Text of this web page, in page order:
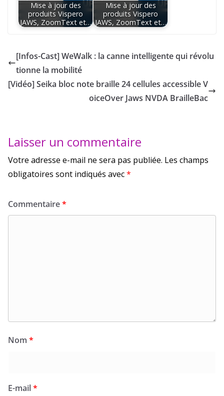
Mise à jour des
produits Vispero
JAWS, ZoomText et…
Mise à jour des
produits Vispero
JAWS, ZoomText et…
[Infos-Cast] WeWalk : la canne intelligente qui révolu
tionne la mobilité
[Vidéo] Seika bloc note braille 24 cellules accessible V
oiceOver Jaws NVDA BrailleBac
Laisser un commentaire
Votre adresse e-mail ne sera pas publiée. Les champs
obligatoires sont indiqués avec*
Commentaire*
Nom *
E-mail*